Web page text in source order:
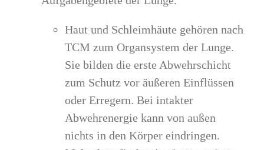
Haut und Schleimhäute gehören nach
TCM zum Organsystem der Lunge.
Sie bilden die erste Abwehrschicht
zum Schutz vor äußeren Einflüssen
oder Erregern. Bei intakter
Abwehrenergie kann von außen
nichts in den Körper eindringen.